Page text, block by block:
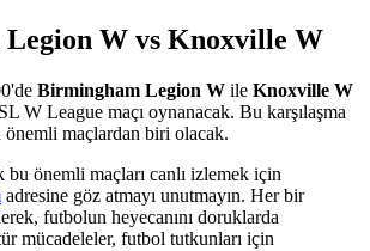
W vs Knoxville W
Birmingham Legion W ile Knoxville W
W League maçı oynanacak. Bu karşılaşma
önemli maçlardan biri olacak.
bu önemli maçları canlı izlemek için
adresine göz atmayı unutmayın. Her bir
futbolun heyecanını doruklarda
mücadeleler, futbol tutkunları için